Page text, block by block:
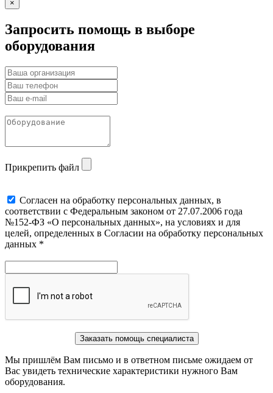
×
Запросить помощь в выборе
оборудования
Прикрепить файл
Cогласен на обработку персональных данных, в
соответствии с Федеральным законом от 27.07.2006 года
№152-ФЗ «О персональных данных», на условиях и для
целей, определенных в Согласии на обработку персональных
данных *
Заказать помощь специалиста
Мы пришлём Вам письмо и в ответном письме ожидаем от
Вас увидеть технические характеристики нужного Вам
оборудования.